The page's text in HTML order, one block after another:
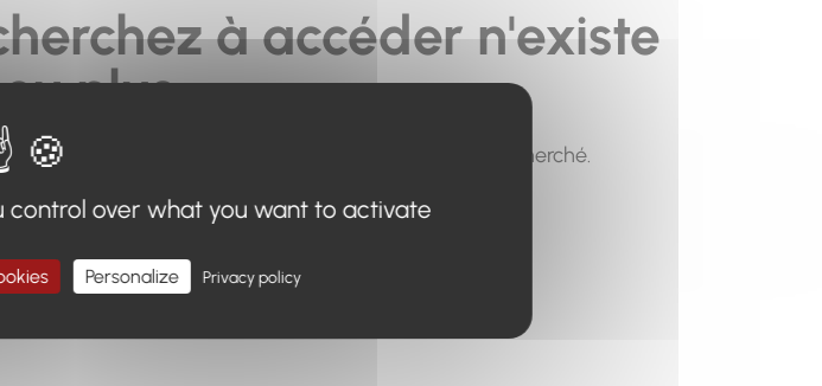
à accéder n'existe
plus.
page, ou à utiliser le menu pour trouver le contenu recherché.
à l'accueil
control over what you want to activate
Personalize Privacy policy